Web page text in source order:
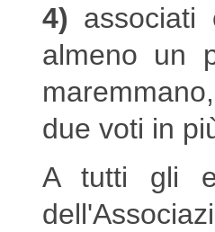
4)
almeno un
due voti in
A tutti gli